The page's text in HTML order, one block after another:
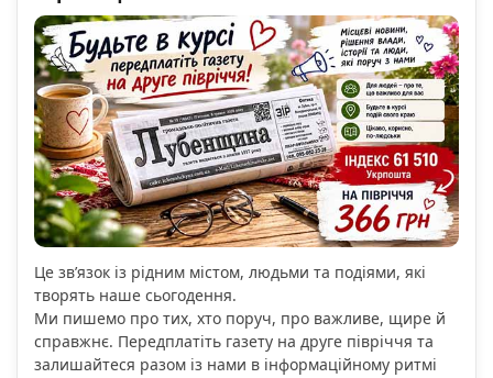
Це зв’язок із рідним містом, людьми та подіями, які
творять наше сьогодення.
Ми пишемо про тих, хто поруч, про важливе, щире й
справжнє. Передплатіть газету на друге півріччя та
залишайтеся разом із нами в інформаційному ритмі